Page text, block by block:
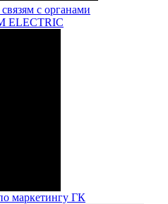
с органами
ELECTRIC
маркетингу ГК